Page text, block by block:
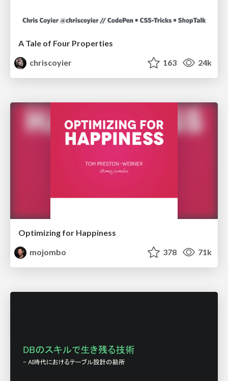
A Tale of Four Properties
chriscoyier
163 24k
Optimizing for Happiness
mojombo
378 71k